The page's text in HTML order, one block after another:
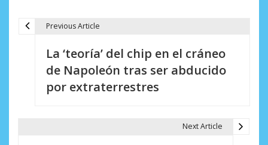
Previous Article
La ‘teoría’ del chip en el cráneo
de Napoleón tras ser abducido
por extraterrestres
Next Article